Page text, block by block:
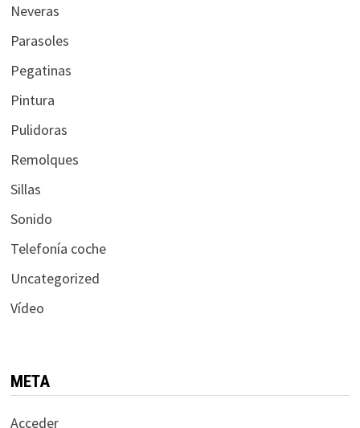
Neveras
Parasoles
Pegatinas
Pintura
Pulidoras
Remolques
Sillas
Sonido
Telefonía coche
Uncategorized
Vídeo
META
Acceder